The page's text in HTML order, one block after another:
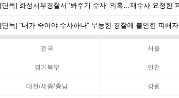
[단독] 화성서부경찰서 '봐주기 수사' 의혹…재수사 요청한
[단독] "내가 죽어야 수사하나" 무능한 경찰에 불안한 피해자
전국 서울
경기북부 인천
대전/세종/충남 강원